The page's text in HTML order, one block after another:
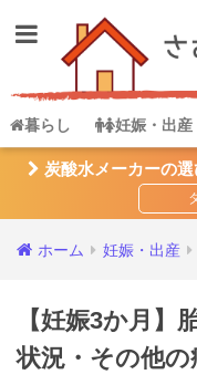
暮らし 妊娠・出産
炭酸水メーカーの
ホーム 妊娠・出産
【妊娠3か月】
状況・その他の